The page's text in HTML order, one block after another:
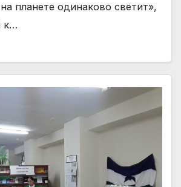
планете одинаково светит»,
к…